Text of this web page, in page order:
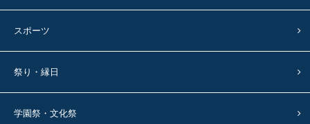
スポーツ
祭り・縁日
学園祭・文化祭